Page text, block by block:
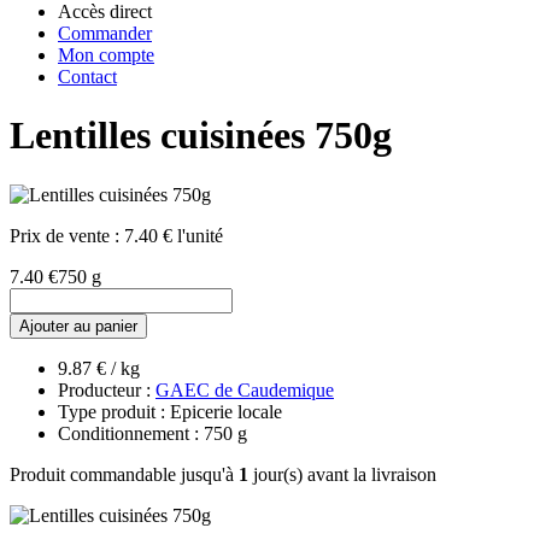
Accès direct
Commander
Mon compte
Contact
Lentilles cuisinées 750g
Prix de vente : 7.40 € l'unité
7.40 €750 g
Ajouter au panier
9.87 € / kg
Producteur : GAEC de Caudemique
Type produit : Epicerie locale
Conditionnement : 750 g
Produit commandable jusqu'à 1 jour(s) avant la livraison